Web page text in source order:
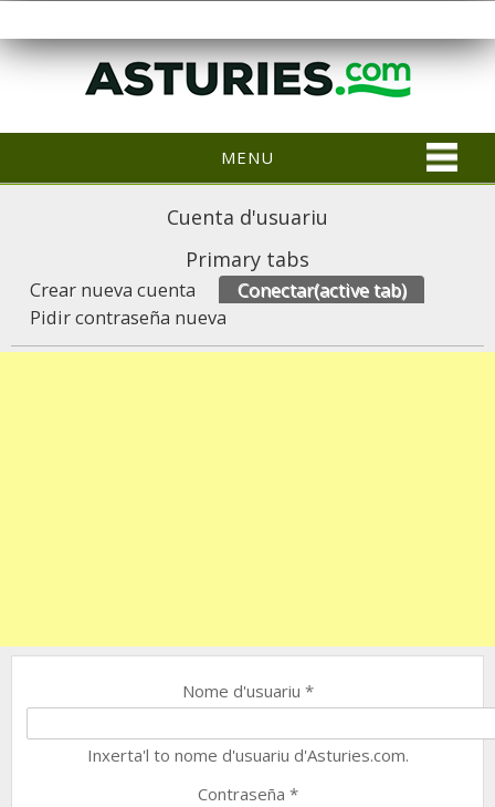
MENU
Cuenta d'usuariu
Primary tabs
Crear nueva cuenta Conectar(active tab)
Pidir contraseña nueva
Nome d'usuariu *
Inxerta'l to nome d'usuariu d'Asturies.com.
Contraseña *